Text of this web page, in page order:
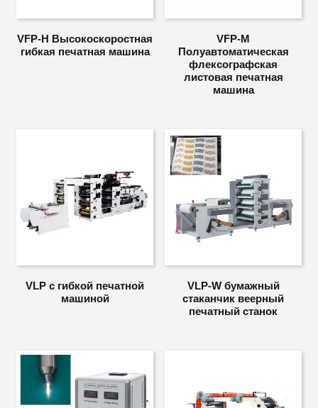
VFP-H Высокоскоростная
гибкая печатная машина
VFP-M
Полуавтоматическая
флексографская
листовая печатная
машина
VLP с гибкой печатной
машиной
VLP-W бумажный
стаканчик веерный
печатный станок